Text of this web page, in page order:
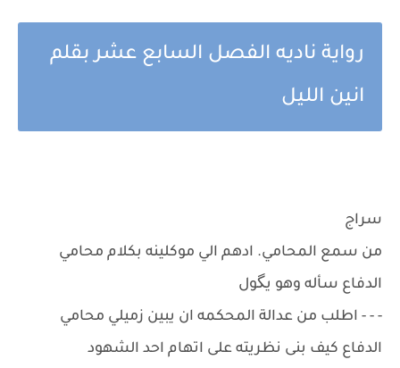
رواية ناديه الفصل السابع عشر بقلم
انين الليل
سراج
من سمع المحامي. ادهم الي موكلينه بكلام محامي
الدفاع سأله وهو يگول
- - - اطلب من عدالة المحكمه ان يبين زميلي محامي
الدفاع كيف بنى نظريته على اتهام احد الشهود